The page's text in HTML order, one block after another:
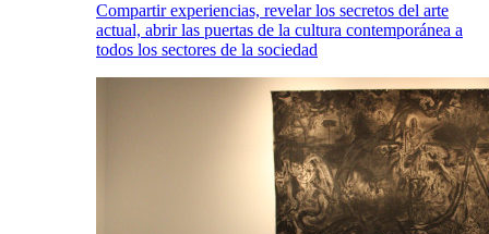
Compartir experiencias, revelar los secretos del arte
actual, abrir las puertas de la cultura contemporánea a
todos los sectores de la sociedad